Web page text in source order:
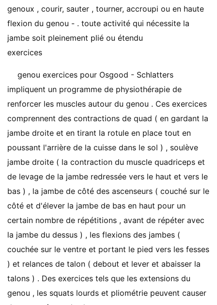
genoux , courir, sauter , tourner, accroupi ou en haute
flexion du genou - . toute activité qui nécessite la
jambe soit pleinement plié ou étendu
exercices
genou exercices pour Osgood - Schlatters
impliquent un programme de physiothérapie de
renforcer les muscles autour du genou . Ces exercices
comprennent des contractions de quad ( en gardant la
jambe droite et en tirant la rotule en place tout en
poussant l'arrière de la cuisse dans le sol ) , soulève
jambe droite ( la contraction du muscle quadriceps et
de levage de la jambe redressée vers le haut et vers le
bas ) , la jambe de côté des ascenseurs ( couché sur le
côté et d'élever la jambe de bas en haut pour un
certain nombre de répétitions , avant de répéter avec
la jambe du dessus ) , les flexions des jambes (
couchée sur le ventre et portant le pied vers les fesses
) et relances de talon ( debout et lever et abaisser la
talons ) . Des exercices tels que les extensions du
genou , les squats lourds et pliométrie peuvent causer